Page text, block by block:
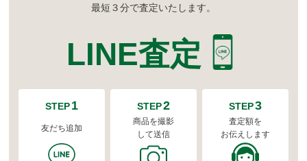
最短３分で査定いたします。
LINE査定
STEP1
友だち追加
STEP2
商品を撮影
して送信
STEP3
査定額を
お伝えします